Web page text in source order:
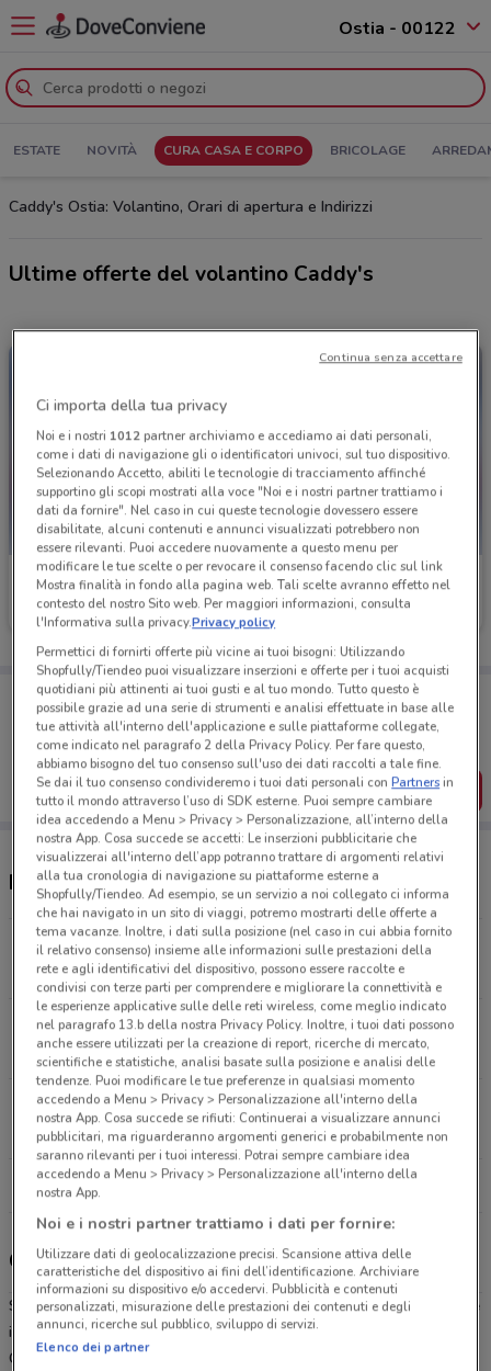
Ostia - 00122
ESTATE NOVITÀ CURA CASA E CORPO BRICOLAGE
Caddy's Ostia: Volantino, Orari di apertura e Indirizzi
Ultime offerte del volantino Caddy's
Caddy's
Scade il 31/08 23 km
Caddy's
Porta DoveConviene sempre con te!
Puoi trovare le migliori offerte dei negozi vicino a te,
salvarle e creare la tua lista del risparmio, comodamente
dal tuo cellulare.
SCARICA L’APP
Negozi Caddy's a Ostia
Piazza Testaccio 32 Roma
23 km
CHIUSO
Via Pietro Maffi 80/C Roma
24.1 km
Via dei Serpenti 155 Roma
25 km
CHIUSO
Tutti i negozi Caddy's
Caddy's, offerte e negozi
Se stai cercando un’idea per un regalo o dove conviene comprare
il tuo nuovo profumo Caddy’s è la risposta alla tua domanda.
Catena di negozi specializzata nella vendita di prodotti per l’igiene
Ci importa della tua privacy
Noi e i nostri 1012partner archiviamo e accediamo ai dati personali,
come i dati di navigazione gli o identificatori univoci, sul tuo dispositivo.
Selezionando Accetto, abiliti le tecnologie di tracciamento affinché
supportino gli scopi mostrati alla voce "Noi e i nostri partner trattiamo i
dati da fornire". Nel caso in cui queste tecnologie dovessero essere
disabilitate, alcuni contenuti e annunci visualizzati potrebbero non
essere rilevanti. Puoi accedere nuovamente a questo menu per
modificare le tue scelte o per revocare il consenso facendo clic sul link
Mostra finalità in fondo alla pagina web. Tali scelte avranno effetto nel
contesto del nostro Sito web. Per maggiori informazioni, consulta
l'Informativa sulla privacy.Privacy policy
Permettici di fornirti offerte più vicine ai tuoi bisogni: Utilizzando
Shopfully/Tiendeo puoi visualizzare inserzioni e offerte per i tuoi acquisti
quotidiani più attinenti ai tuoi gusti e al tuo mondo. Tutto questo è
possibile grazie ad una serie di strumenti e analisi effettuate in base alle
tue attività all'interno dell'applicazione e sulle piattaforme collegate,
come indicato nel paragrafo 2 della Privacy Policy. Per fare questo,
abbiamo bisogno del tuo consenso sull'uso dei dati raccolti a tale fine.
Se dai il tuo consenso condivideremo i tuoi dati personali conPartnersin
tutto il mondo attraverso l’uso di SDK esterne. Puoi sempre cambiare
idea accedendo a Menu > Privacy > Personalizzazione, all’interno della
nostra App. Cosa succede se accetti: Le inserzioni pubblicitarie che
visualizzerai all'interno dell’app potranno trattare di argomenti relativi
alla tua cronologia di navigazione su piattaforme esterne a
Shopfully/Tiendeo. Ad esempio, se un servizio a noi collegato ci informa
che hai navigato in un sito di viaggi, potremo mostrarti delle offerte a
tema vacanze. Inoltre, i dati sulla posizione (nel caso in cui abbia fornito
il relativo consenso) insieme alle informazioni sulle prestazioni della
rete e agli identificativi del dispositivo, possono essere raccolte e
condivisi con terze parti per comprendere e migliorare la connettività e
le esperienze applicative sulle delle reti wireless, come meglio indicato
nel paragrafo 13.b della nostra Privacy Policy. Inoltre, i tuoi dati possono
anche essere utilizzati per la creazione di report, ricerche di mercato,
scientifiche e statistiche, analisi basate sulla posizione e analisi delle
tendenze. Puoi modificare le tue preferenze in qualsiasi momento
accedendo a Menu > Privacy > Personalizzazione all'interno della
nostra App. Cosa succede se rifiuti: Continuerai a visualizzare annunci
pubblicitari, ma riguarderanno argomenti generici e probabilmente non
saranno rilevanti per i tuoi interessi. Potrai sempre cambiare idea
accedendo a Menu > Privacy > Personalizzazione all'interno della
nostra App.
Noi e i nostri partner trattiamo i dati per fornire:
Utilizzare dati di geolocalizzazione precisi. Scansione attiva delle
caratteristiche del dispositivo ai fini dell’identificazione. Archiviare
informazioni su dispositivo e/o accedervi. Pubblicità e contenuti
personalizzati, misurazione delle prestazioni dei contenuti e degli
annunci, ricerche sul pubblico, sviluppo di servizi.
Elenco dei partner
Continua senza accettare